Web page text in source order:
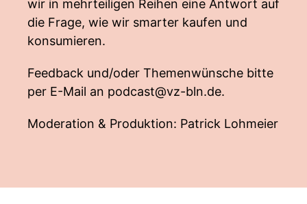
wir in mehrteiligen Reihen eine Antwort auf
die Frage, wie wir smarter kaufen und
konsumieren.
Feedback und/oder Themenwünsche bitte
per E-Mail an podcast@vz-bln.de.
Moderation & Produktion: Patrick Lohmeier